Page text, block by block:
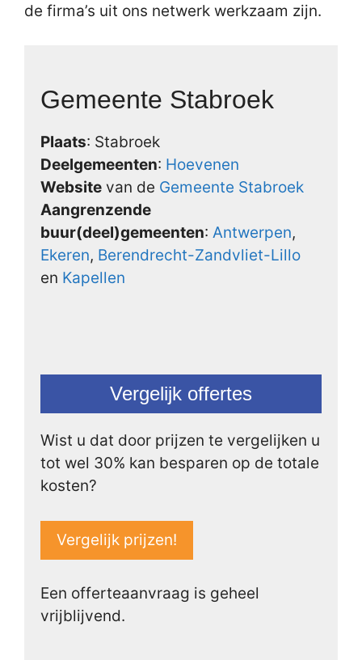
de firma’s uit ons netwerk werkzaam zijn.
Gemeente Stabroek
Plaats: Stabroek
Deelgemeenten: Hoevenen
Website van de Gemeente Stabroek
Aangrenzende
buur(deel)gemeenten: Antwerpen,
Ekeren, Berendrecht-Zandvliet-Lillo
en Kapellen
Vergelijk offertes
Wist u dat door prijzen te vergelijken u
tot wel 30% kan besparen op de totale
kosten?
Vergelijk prijzen!
Een offerteaanvraag is geheel
vrijblijvend.